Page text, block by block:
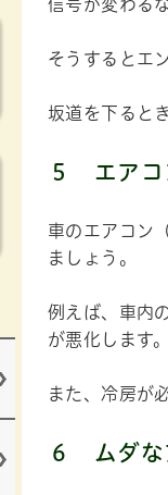
公式チャンネル
たかはぎで
信号が変わる
そうするとエ
坂道を下ると
５ エア
車のエアコン（
ましょう。
例えば、車内
が悪化します。
また、冷房が
６ ムダ